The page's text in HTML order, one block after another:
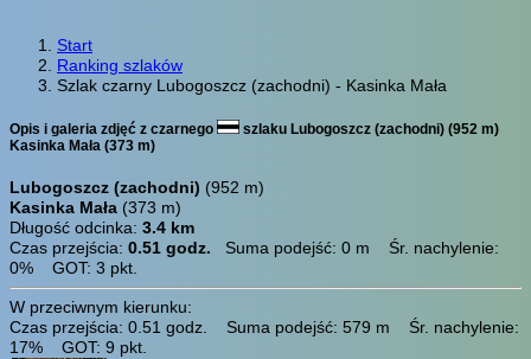
Start
Ranking szlaków
Szlak czarny Lubogoszcz (zachodni) - Kasinka Mała
Opis i galeria zdjęć z czarnego
szlaku Lubogoszcz (zachodni) (952 m)
Kasinka Mała (373 m)
Lubogoszcz (zachodni) (952 m)
Kasinka Mała (373 m)
Długość odcinka: 3.4 km
Czas przejścia: 0.51 godz. Suma podejść: 0 m Śr. nachylenie:
0% GOT: 3 pkt.
W przeciwnym kierunku:
Czas przejścia: 0.51 godz. Suma podejść: 579 m Śr. nachylenie:
17% GOT: 9 pkt.